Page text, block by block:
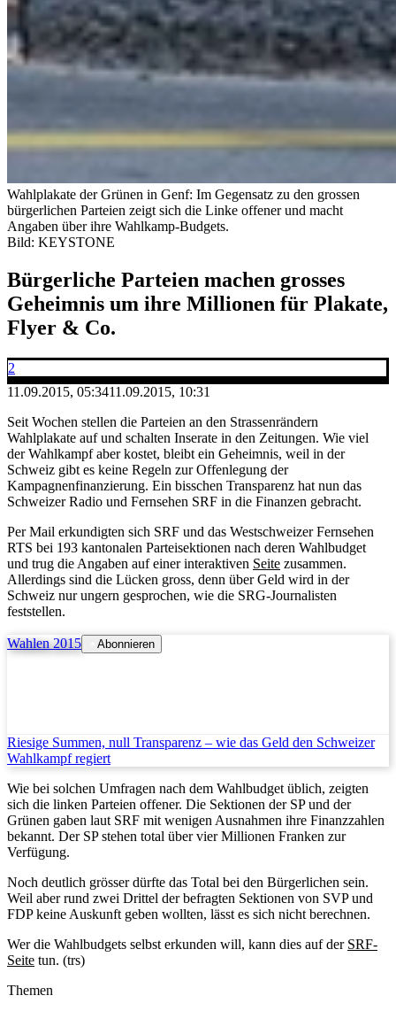
Wahlplakate der Grünen in Genf: Im Gegensatz zu den grossen
bürgerlichen Parteien zeigt sich die Linke offener und macht
Angaben über ihre Wahlkamp-Budgets.
Bild: KEYSTONE
Bürgerliche Parteien machen grosses
Geheimnis um ihre Millionen für Plakate,
Flyer & Co.
2
11.09.2015, 05:3411.09.2015, 10:31
Seit Wochen stellen die Parteien an den Strassenrändern
Wahlplakate auf und schalten Inserate in den Zeitungen. Wie viel
der Wahlkampf aber kostet, bleibt ein Geheimnis, weil in der
Schweiz gibt es keine Regeln zur Offenlegung der
Kampagnenfinanzierung. Ein bisschen Transparenz hat nun das
Schweizer Radio und Fernsehen SRF in die Finanzen gebracht.
Per Mail erkundigten sich SRF und das Westschweizer Fernsehen
RTS bei 193 kantonalen Parteisektionen nach deren Wahlbudget
und trug die Angaben auf einer interaktiven Seite zusammen.
Allerdings sind die Lücken gross, denn über Geld wird in der
Schweiz nur ungern gesprochen, wie die SRG-Journalisten
feststellen.
Wahlen 2015 Abonnieren
Riesige Summen, null Transparenz – wie das Geld den Schweizer
Wahlkampf regiert
Wie bei solchen Umfragen nach dem Wahlbudget üblich, zeigten
sich die linken Parteien offener. Die Sektionen der SP und der
Grünen gaben laut SRF mit wenigen Ausnahmen ihre Finanzzahlen
bekannt. Der SP stehen total über vier Millionen Franken zur
Verfügung.
Noch deutlich grösser dürfte das Total bei den Bürgerlichen sein.
Weil aber rund zwei Drittel der befragten Sektionen von SVP und
FDP keine Auskunft geben wollten, lässt es sich nicht berechnen.
Wer die Wahlbudgets selbst erkunden will, kann dies auf der SRF-
Seite tun. (trs)
Themen